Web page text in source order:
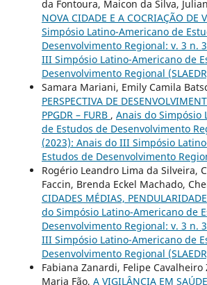
da Fontoura, Maicon da Silva,
NOVA CIDADE E A COCRIAÇÃO DE
Simpósio Latino-Americano de
Desenvolvimento Regional: v. 3 n.
III Simpósio Latino-Americano de
Desenvolvimento Regional
Samara Mariani, Emily Camila
PERSPECTIVA DE
PPGDR – FURB , Anais do Simpósio
de Estudos de Desenvolvimento
(2023): Anais do III Simpósio
Estudos de Desenvolvimento
Rogério Leandro Lima da Silveira,
Faccin, Brenda Eckel Machado,
CIDADES MÉDIAS,
do Simpósio Latino-Americano de
Desenvolvimento Regional: v. 3 n.
III Simpósio Latino-Americano de
Desenvolvimento Regional
Fabiana Zanardi, Felipe Cavalheiro
Maria Fão, A VIGILÂNCIA EM